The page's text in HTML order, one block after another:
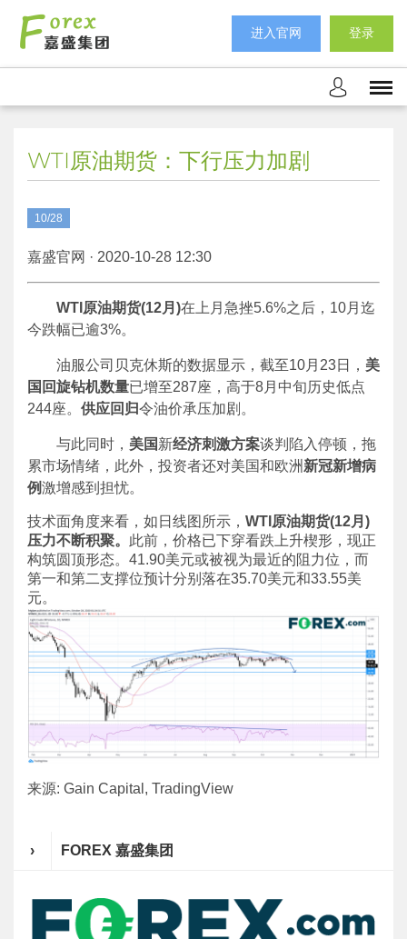
进入官网 登录
WTI原油期货：下行压力加剧
10/28
嘉盛官网 · 2020-10-28 12:30
WTI 原油期货(12月)在上月急挫5.6%之后，10月迄
今跌幅已逾3%。
油服公司贝克休斯的数据显示，截至10月23日， 美
国回旋钻机数量已增至287座，高于8月中旬历史低点
244座。 供应回归令油价承压加剧。
与此同时， 美国新经济刺激方案谈判陷入停顿，拖
累市场情绪，此外，投资者还对美国和欧洲 新冠新增病
例激增感到担忧。
技术面角度来看，如日线图所示， WTI原油期货(12月)
压力不断积聚。 此前，价格已下穿看跌上升楔形，现正
构筑圆顶形态。41.90美元或被视为最近的阻力位，而
第一和第二支撑位预计分别落在35.70美元和33.55美
元。
来源: Gain Capital, TradingView
› FOREX 嘉盛集团